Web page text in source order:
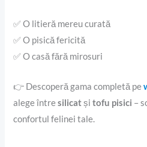
✅ O litieră mereu curată
✅ O pisică fericită
✅ O casă fără mirosuri
👉 Descoperă gama completă pe
alege întresilicatșitofu pisici –
confortul felinei tale.